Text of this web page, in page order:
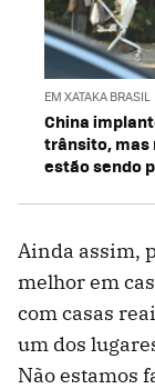
EM XATAKA BRASIL
China
trânsito, mas
estão sendo
Ainda assim,
melhor em
com casas
um dos
Não estamos